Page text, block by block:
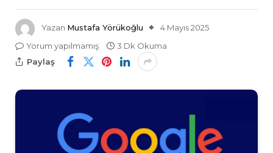
Yazan Mustafa Yörükoğlu
4 Mayıs 2025
Yorum yapılmamış
3 Dk Okuma
Paylaş